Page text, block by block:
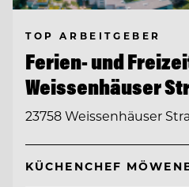
TOP ARBEITGEBER
Ferien- und
Weissenhäuser
23758 Weissenhäuser
KÜCHENCHEF